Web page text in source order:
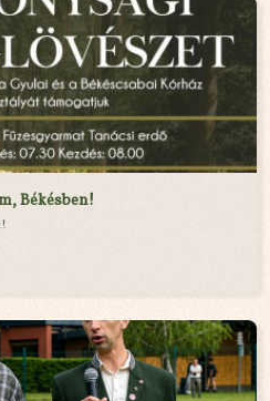
Békésben!